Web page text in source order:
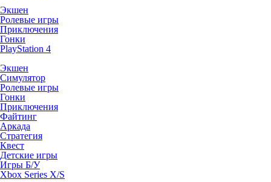
Экшен
Ролевые игры
Приключения
Гонки
PlayStation 4
Экшен
Симулятор
Ролевые игры
Гонки
Приключения
Файтинг
Аркада
Стратегия
Квест
Детские игры
Игры Б/У
Xbox Series X/S